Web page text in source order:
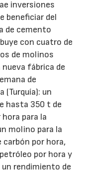
inversiones
beneficiar del
de cemento
con cuatro de
de molinos
fábrica de
de
(Turquía): un
hasta 350 t de
para la
molino para la
por hora,
por hora y
rendimiento de